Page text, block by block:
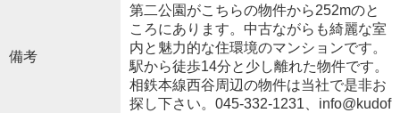
備考
第二公園がこちらの物件から252mのと
ころにあります。中古ながらも綺麗な室
内と魅力的な住環境のマンションです。
駅から徒歩14分と少し離れた物件です。
相鉄本線西谷周辺の物件は当社で是非お
探し下さい。045-332-1231、info@kudof